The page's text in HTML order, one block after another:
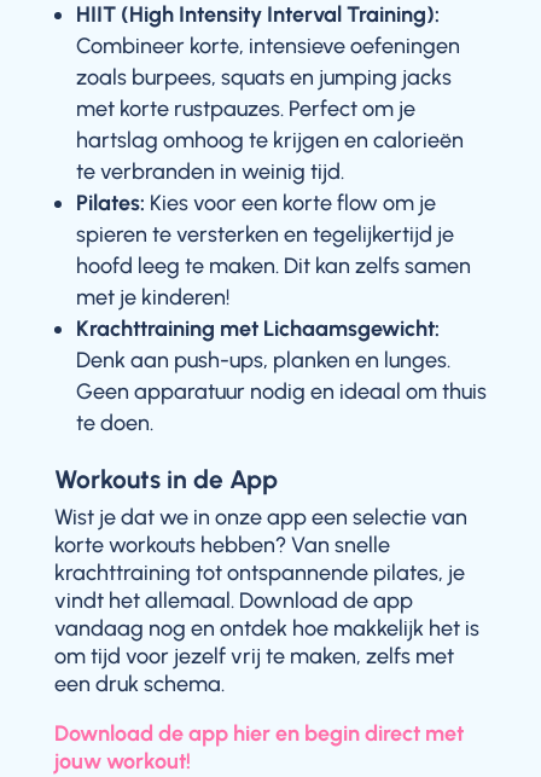
HIIT (High Intensity Interval Training):
Combineer korte, intensieve oefeningen
zoals burpees, squats en jumping jacks
met korte rustpauzes. Perfect om je
hartslag omhoog te krijgen en calorieën
te verbranden in weinig tijd.
Pilates: Kies voor een korte flow om je
spieren te versterken en tegelijkertijd je
hoofd leeg te maken. Dit kan zelfs samen
met je kinderen!
Krachttraining met Lichaamsgewicht:
Denk aan push-ups, planken en lunges.
Geen apparatuur nodig en ideaal om thuis
te doen.
Workouts in de App
Wist je dat we in onze app een selectie van
korte workouts hebben? Van snelle
krachttraining tot ontspannende pilates, je
vindt het allemaal. Download de app
vandaag nog en ontdek hoe makkelijk het is
om tijd voor jezelf vrij te maken, zelfs met
een druk schema.
Download de app hier en begin direct met
jouw workout!